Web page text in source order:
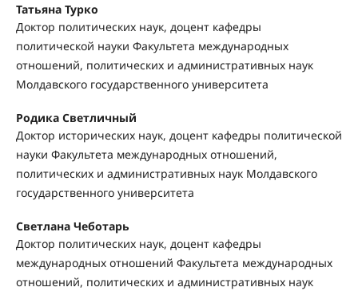
Татьяна Турко
Доктор политических наук, доцент кафедры
политической науки Факультета международных
отношений, политических и административных наук
Молдавского государственного университета
Родика Светличный
Доктор исторических наук, доцент кафедры политической
науки Факультета международных отношений,
политических и административных наук Молдавского
государственного университета
Светлана Чеботарь
Доктор политических наук, доцент кафедры
международных отношений Факультета международных
отношений, политических и административных наук